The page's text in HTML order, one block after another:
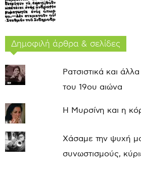
Δημοφιλή άρθρα & σελίδες
Ρατσιστικά και
του 19ου αιώνα
Η Μυρσίνη και η
Χάσαμε την ψυχή
συνωστισμούς,